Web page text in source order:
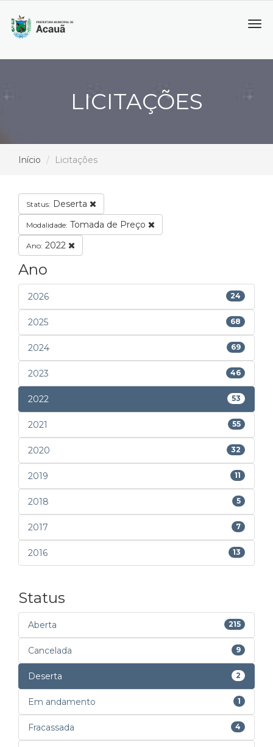
LICITAÇÕES
Início Licitações
Status: Deserta
Modalidade: Tomada de Preço
Ano: 2022
Ano
2026 24
2025 68
2024 69
2023 46
2022 53
2021 55
2020 32
2019 11
2018 5
2017 7
2016 13
Status
Aberta 215
Cancelada 9
Deserta 2
Em andamento 1
Fracassada 4